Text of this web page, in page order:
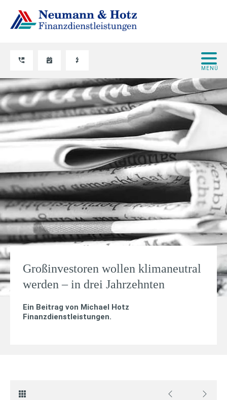
Großinvestoren wollen klimaneutral
werden – in drei Jahrzehnten
Ein Beitrag von Michael Hotz
Finanzdienstleistungen.